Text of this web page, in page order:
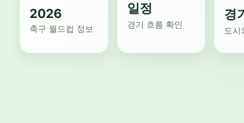
2026
축구 월드컵 정보
일정
경기 흐름 확인
경
도시